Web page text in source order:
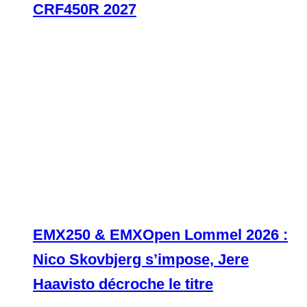
CRF450R 2027
EMX250 & EMXOpen Lommel 2026 :
Nico Skovbjerg s’impose, Jere
Haavisto décroche le titre